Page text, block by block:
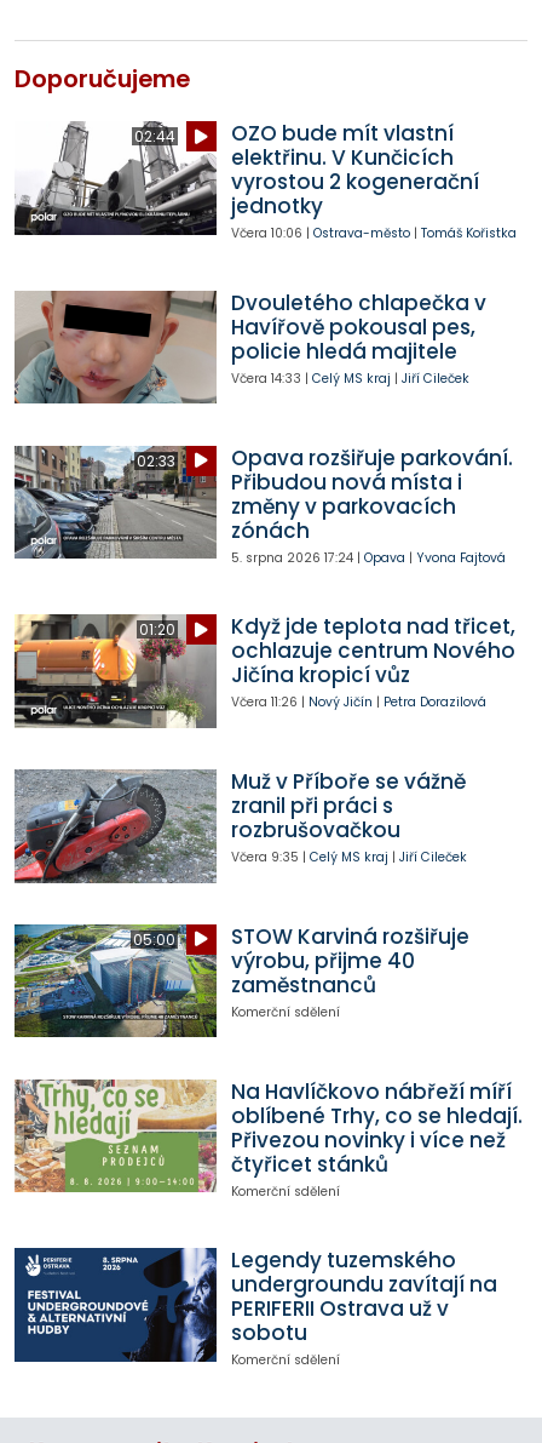
Doporučujeme
02:44
OZO bude mít vlastní
elektřinu. V Kunčicích
vyrostou 2 kogenerační
jednotky
Včera 10:06 | Ostrava-město| Tomáš Kořistka
Dvouletého chlapečka v
Havířově pokousal pes,
policie hledá majitele
Včera 14:33 | Celý MS kraj | Jiří Cileček
02:33
Opava rozšiřuje parkování.
Přibudou nová místa i
změny v parkovacích
zónách
5. srpna 2026 17:24| Opava | Yvona Fajtová
01:20
Když jde teplota nad třicet,
ochlazuje centrum Nového
Jičína kropicí vůz
Včera 11:26 | Nový Jičín | Petra Dorazilová
Muž v Příboře se vážně
zranil při práci s
rozbrušovačkou
Včera 9:35 | Celý MS kraj | Jiří Cileček
05:00
STOW Karviná rozšiřuje
výrobu, přijme 40
zaměstnanců
Komerční sdělení
Na Havlíčkovo nábřeží míří
oblíbené Trhy, co se hledají.
Přivezou novinky i více než
čtyřicet stánků
Komerční sdělení
Legendy tuzemského
undergroundu zavítají na
PERIFERII Ostrava už v
sobotu
Komerční sdělení